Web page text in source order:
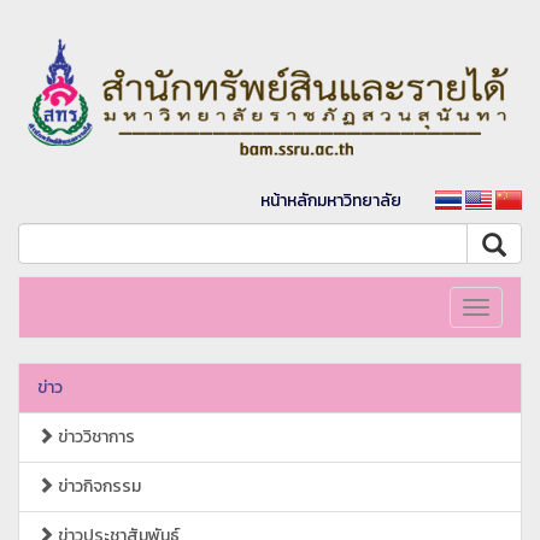
หน้าหลักมหาวิทยาลัย
Toggle
ข่าว
ข่าววิชาการ
ข่าวกิจกรรม